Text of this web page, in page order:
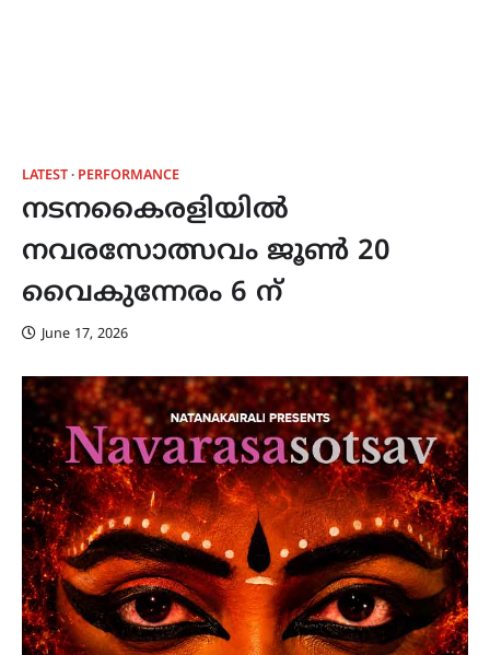
LATEST PERFORMANCE
നടനകൈരളിയിൽ
നവരസോത്സവം ജൂൺ 20
വൈകുന്നേരം 6 ന്
June 17, 2026